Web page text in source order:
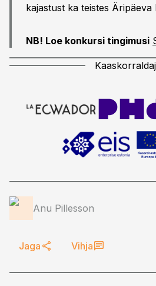
kajastust ka teistes Äripäeva
NB! Loe konkursi tingimusi
Anu Pillesson
Jaga Vihja